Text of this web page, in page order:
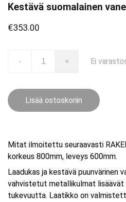
Kestävä suomalainen
€353.00
- + Ei
Lisää ostoskoriin
Mitat ilmoitettu seuraavasti
korkeus 800mm, leveys 600mm.
Laadukas ja kestävä puunvärinen
vahvistetut metallikulmat
tukevuutta. Laatikko on